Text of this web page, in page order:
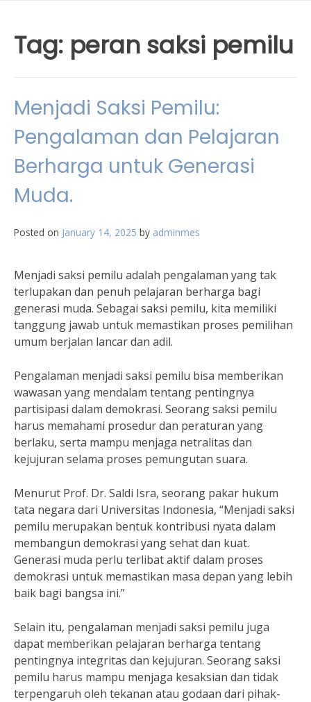
Tag: peran saksi pemilu
Menjadi Saksi Pemilu:
Pengalaman dan Pelajaran
Berharga untuk Generasi
Muda.
Posted on January 14, 2025 by adminmes
Menjadi saksi pemilu adalah pengalaman yang tak
terlupakan dan penuh pelajaran berharga bagi
generasi muda. Sebagai saksi pemilu, kita memiliki
tanggung jawab untuk memastikan proses pemilihan
umum berjalan lancar dan adil.
Pengalaman menjadi saksi pemilu bisa memberikan
wawasan yang mendalam tentang pentingnya
partisipasi dalam demokrasi. Seorang saksi pemilu
harus memahami prosedur dan peraturan yang
berlaku, serta mampu menjaga netralitas dan
kejujuran selama proses pemungutan suara.
Menurut Prof. Dr. Saldi Isra, seorang pakar hukum
tata negara dari Universitas Indonesia, “Menjadi saksi
pemilu merupakan bentuk kontribusi nyata dalam
membangun demokrasi yang sehat dan kuat.
Generasi muda perlu terlibat aktif dalam proses
demokrasi untuk memastikan masa depan yang lebih
baik bagi bangsa ini.”
Selain itu, pengalaman menjadi saksi pemilu juga
dapat memberikan pelajaran berharga tentang
pentingnya integritas dan kejujuran. Seorang saksi
pemilu harus mampu menjaga kesaksian dan tidak
terpengaruh oleh tekanan atau godaan dari pihak-